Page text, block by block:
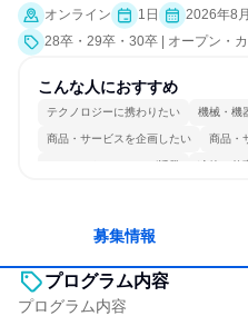
オンライン 1日
2026年8
28卒・29卒・30卒 | オープン・
こんな人におすすめ
テクノロジーに携わりたい 機械・機
商品・サービスを企画したい 商品・
コミュニケーションが活発 冷静に仕
募集情報
プログラム内容
プログラム内容